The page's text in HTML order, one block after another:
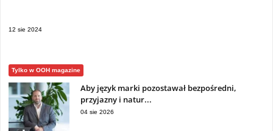
12 sie 2024
Tylko w OOH magazine
Aby język marki pozostawał bezpośredni,
przyjazny i natur...
04 sie 2026